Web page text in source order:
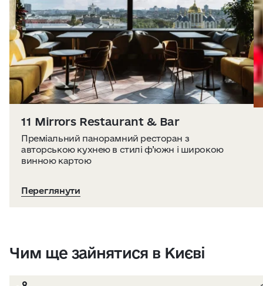
11 Mirrors Restaurant & Bar
Преміальний панорамний ресторан з
авторською кухнею в стилі ф’южн і широкою
винною картою
Переглянути
Чим ще зайнятися в Києві